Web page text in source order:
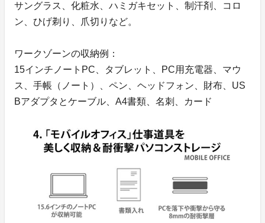
サングラス、化粧水、ハミガキセット、制汗剤、コロ
ン、ひげ剃り、爪切りなど。
ワークゾーンの収納例：
15インチノートPC、タブレット、PC用充電器、マウ
ス、手帳（ノート）、ペン、ヘッドフォン、財布、US
Bアダプタとケーブル、A4書類、名刺、カード